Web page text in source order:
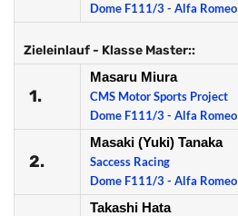
Dome F111/3 - Alfa Romeo
Zieleinlauf - Klasse Master::
1.
Masaru Miura
CMS Motor Sports Project
Dome F111/3 - Alfa Romeo
2.
Masaki (Yuki) Tanaka
Saccess Racing
Dome F111/3 - Alfa Romeo
Takashi Hata